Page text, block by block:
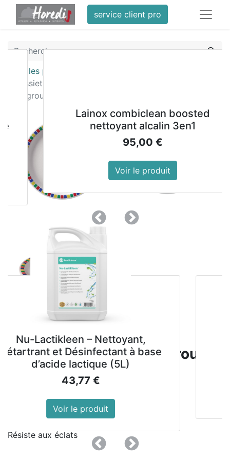
service client pro
Tous les produits
Assiettes en mélamine Olympia Kristallon
Fairground 230mm (Lot de 12)
Assiettes en mélamine
Olympia Kristallon Fairground
230mm (Lot de 12)
Résiste aux rayures
Résiste aux éclats
Lainox combiclean boosted
nettoyant alcalin 3en1
95,00€
Voir le produit
PrécedentSuivant
Lactikleen – Nettoyant,
et Désinfectant à base
d’acide lactique (5L)
43,77€
Voir le produit
PrécedentSuivant